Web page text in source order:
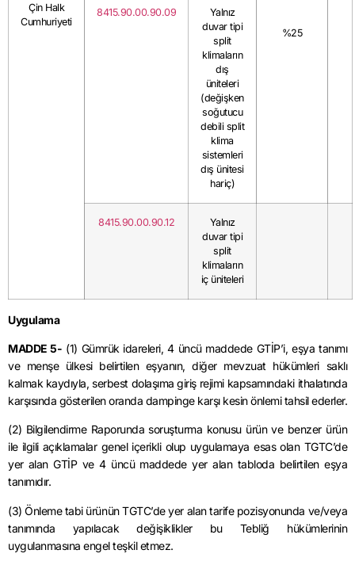
Çin Halk
Cumhuriyeti
%25
8415.90.00.90.09
Yalnız
duvar tipi
split
klimaların
dış
üniteleri
(değişken
soğutucu
debili split
klima
sistemleri
dış ünitesi
hariç)
8415.90.00.90.12
Yalnız
duvar tipi
split
klimaların
iç üniteleri
Uygulama
MADDE 5- (1) Gümrük idareleri, 4 üncü maddede GTİP’i, eşya tanımı
ve menşe ülkesi belirtilen eşyanın, diğer mevzuat hükümleri saklı
kalmak kaydıyla, serbest dolaşıma giriş rejimi kapsamındaki ithalatında
karşısında gösterilen oranda dampinge karşı kesin önlemi tahsil ederler.
(2) Bilgilendirme Raporunda soruşturma konusu ürün ve benzer ürün
ile ilgili açıklamalar genel içerikli olup uygulamaya esas olan TGTC’de
yer alan GTİP ve 4 üncü maddede yer alan tabloda belirtilen eşya
tanımıdır.
(3) Önleme tabi ürünün TGTC’de yer alan tarife pozisyonunda ve/veya
tanımında yapılacak değişiklikler bu Tebliğ hükümlerinin
uygulanmasına engel teşkil etmez.